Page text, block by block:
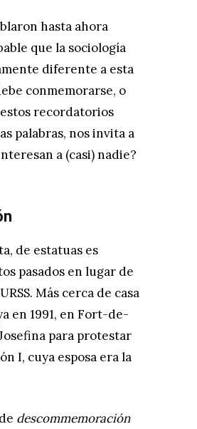
hasta ahora
que la sociología
diferente a esta
conmemorarse, o
recordatorios
palabras, nos invita a
a (casi) nadie?
de estatuas es
pasados ​​en lugar de
Más cerca de casa
en 1991, en Fort-de-
para protestar
I, cuya esposa era la
descommemoración